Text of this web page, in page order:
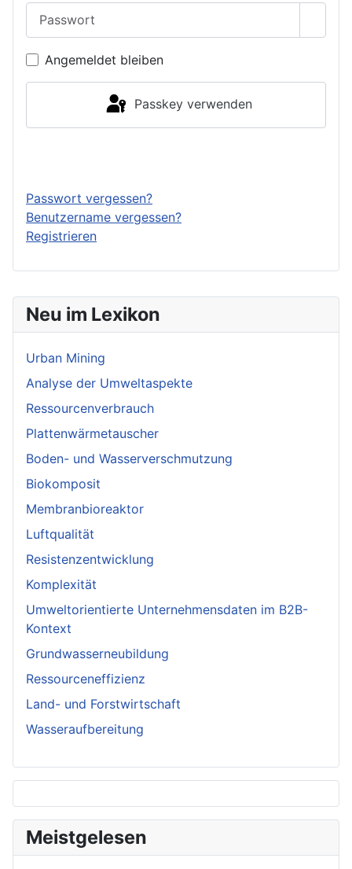
Neu im Lexikon
Urban Mining
Analyse der Umweltaspekte
Ressourcenverbrauch
Plattenwärmetauscher
Boden- und Wasserverschmutzung
Biokomposit
Membranbioreaktor
Luftqualität
Resistenzentwicklung
Komplexität
Umweltorientierte Unternehmensdaten im B2B-
Kontext
Grundwasserneubildung
Ressourceneffizienz
Land- und Forstwirtschaft
Wasseraufbereitung
Meistgelesen
Angemeldet bleiben
Passkey verwenden
Passwort vergessen?
Benutzername vergessen?
Registrieren